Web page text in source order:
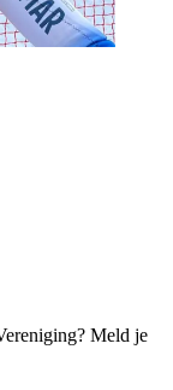
Meld je